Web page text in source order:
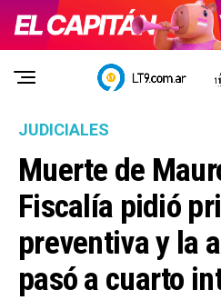
JUDICIALES
Muerte de
Fiscalía pidió
preventiva y la
pasó a cuarto